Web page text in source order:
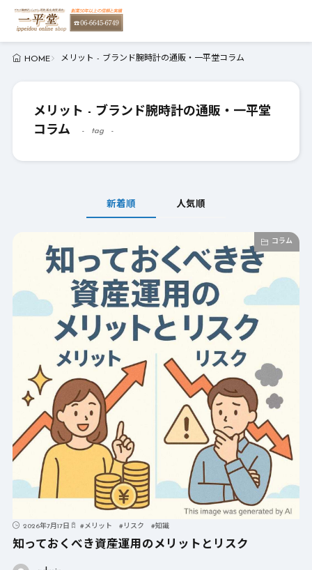
HOME メリット - ブランド腕時計の通販・一平堂コラム
メリット - ブランド腕時計の通販・一平堂
コラム
tag
新着順 人気順
コラム
2026年7月17日 #メリット #リスク #知識
知っておくべき資産運用のメリットとリスク